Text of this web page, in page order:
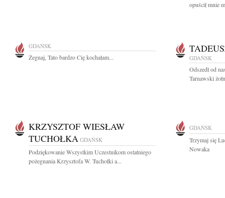
opuścił mnie
GDAŃSK
Żegnaj, Tato bardzo Cię kochałam... GDAŃSK
Odszedł od
Tarnawski
KRZYSZTOF WIESŁAW
TUCHOŁKA GDAŃSK
Podziękowanie Wszystkim Uczestnikom ostatniego
pożegnania Krzysztofa W. Tuchołki a...
GDAŃSK
Trzymaj się
Nowaka